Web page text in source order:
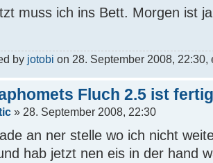
muss ich ins Bett. Morgen ist
by jotobi on 28. September 2008, 22:30,
Fluch 2.5 ist fertig
» 28. September 2008, 22:30
an ner stelle wo ich nicht
hab jetzt nen eis in der hand